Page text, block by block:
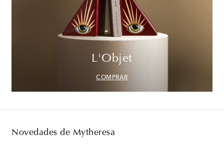
L'Objet
COMPRAR
Novedades de Mytheresa